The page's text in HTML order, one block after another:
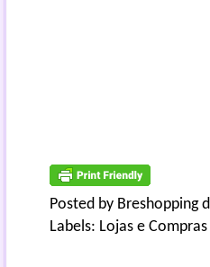
Posted by Breshopping
Labels: Lojas e